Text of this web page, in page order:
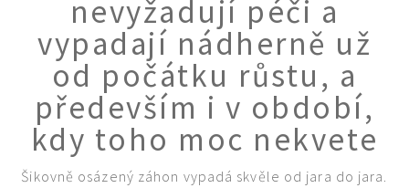
65 Kč
Objednat >
Naše krásná zahrada Speciál
nevyžadují péči a
vypadají nádherně už
od počátku růstu, a
především i v období,
kdy toho moc nekvete
Šikovně osázený záhon vypadá skvěle od jara do jara.